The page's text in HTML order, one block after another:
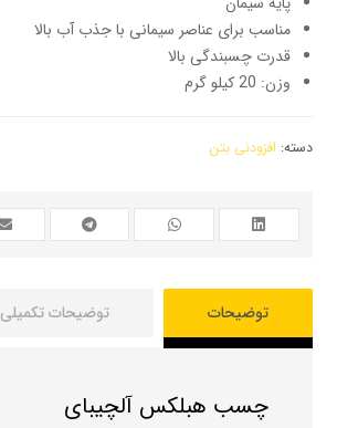
مناسب برای عناصر سیمانی با جذب آب بالا
قدرت چسبندگی بالا
وزن: 20 کیلو گرم
دسته: افزودنی بتن
توضیحات توضیحات تکمیلی
چسب هبلکس آلچیبای